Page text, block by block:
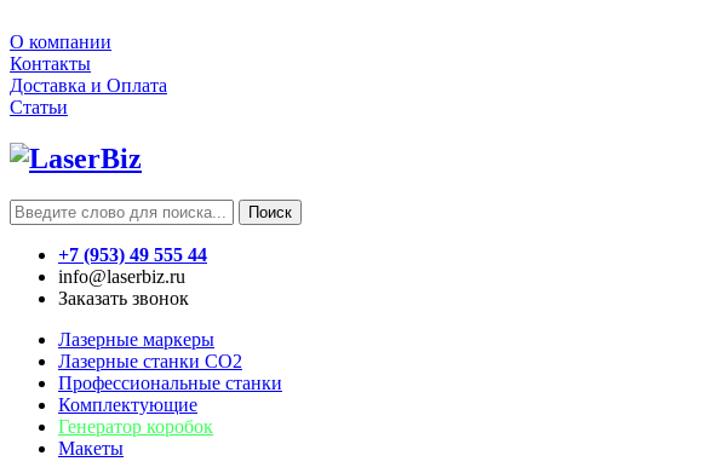
О компании
Контакты
Доставка и Оплата
Статьи
Поиск
+7 (953) 49 555 44
info@laserbiz.ru
Заказать звонок
Лазерные маркеры
Лазерные станки CO2
Профессиональные станки
Комплектующие
Генератор коробок
Макеты